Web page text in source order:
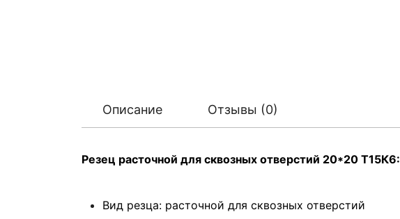
Описание Отзывы (0)
Резец расточной для сквозных отверстий 20*20 Т15К6:
Вид резца: расточной для сквозных отверстий